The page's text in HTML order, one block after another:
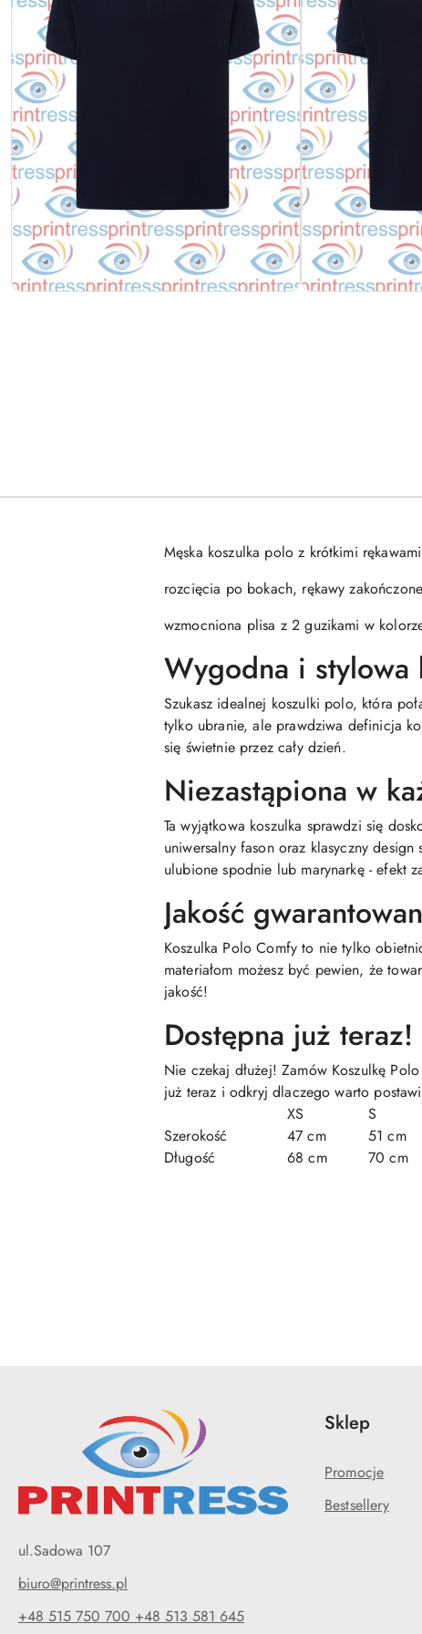
Męska koszulka polo z krótkimi
rozcięcia po bokach, rękawy
wzmocniona plisa z 2 guzikami w
Wygodna i stylowa
Szukasz idealnej koszulki polo, która
tylko ubranie, ale prawdziwa definicja
się świetnie przez cały dzień.
Niezastąpiona w
Ta wyjątkowa koszulka sprawdzi się
uniwersalny fason oraz klasyczny
ulubione spodnie lub marynarkę - efekt
Jakość
Koszulka Polo Comfy to nie tylko
materiałom możesz być pewien, że
jakość!
Dostępna już teraz!
Nie czekaj dłużej! Zamów Koszulkę
już teraz i odkryj dlaczego warto
XS
S
Szerokość
47 cm 51 cm
Długość
68 cm 70 cm
ul.Sadowa 107
biuro@printress.pl
+48 515 750 700 +48 513 581 645
Sklep
Promocje
Bestsellery